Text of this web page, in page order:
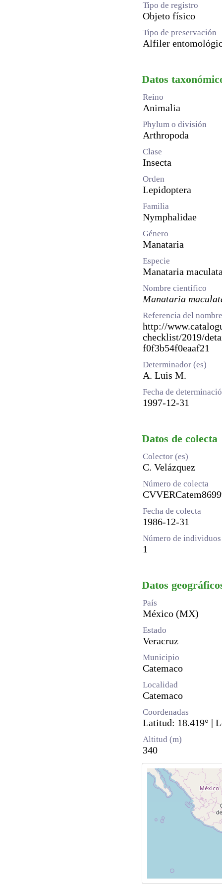
Tipo de registro
Objeto físico
Tipo de preservación
Alfiler
Datos
Reino
Animalia
Phylum o división
Arthropoda
Clase
Insecta
Orden
Lepidoptera
Familia
Nymphalidae
Género
Manataria
Especie
Manataria
Nombre científico
Manataria
Referencia del
http://
checklist/2019/
f0f3b54f0eaaf21
Determinador (es)
A. Luis M.
Fecha de
1997-12-31
Datos de colecta
Colector (es)
C. Velázquez
Número de colecta
Fecha de colecta
1986-12-31
Número de
1
Datos
País
México (MX)
Estado
Veracruz
Municipio
Catemaco
Localidad
Catemaco
Coordenadas
Latitud: 18.419° |
Altitud (m)
340